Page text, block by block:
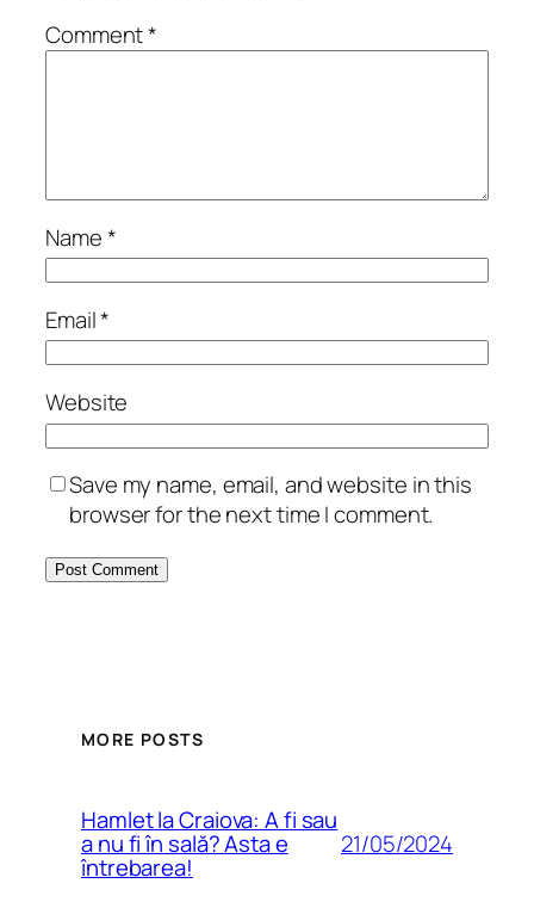
Comment*
Name*
Email*
Website
Save my name, email, and website in this
browser for the next time I comment.
MORE POSTS
Hamlet la Craiova: A fi sau
a nu fi în sală? Asta e
întrebarea!
21/05/2024